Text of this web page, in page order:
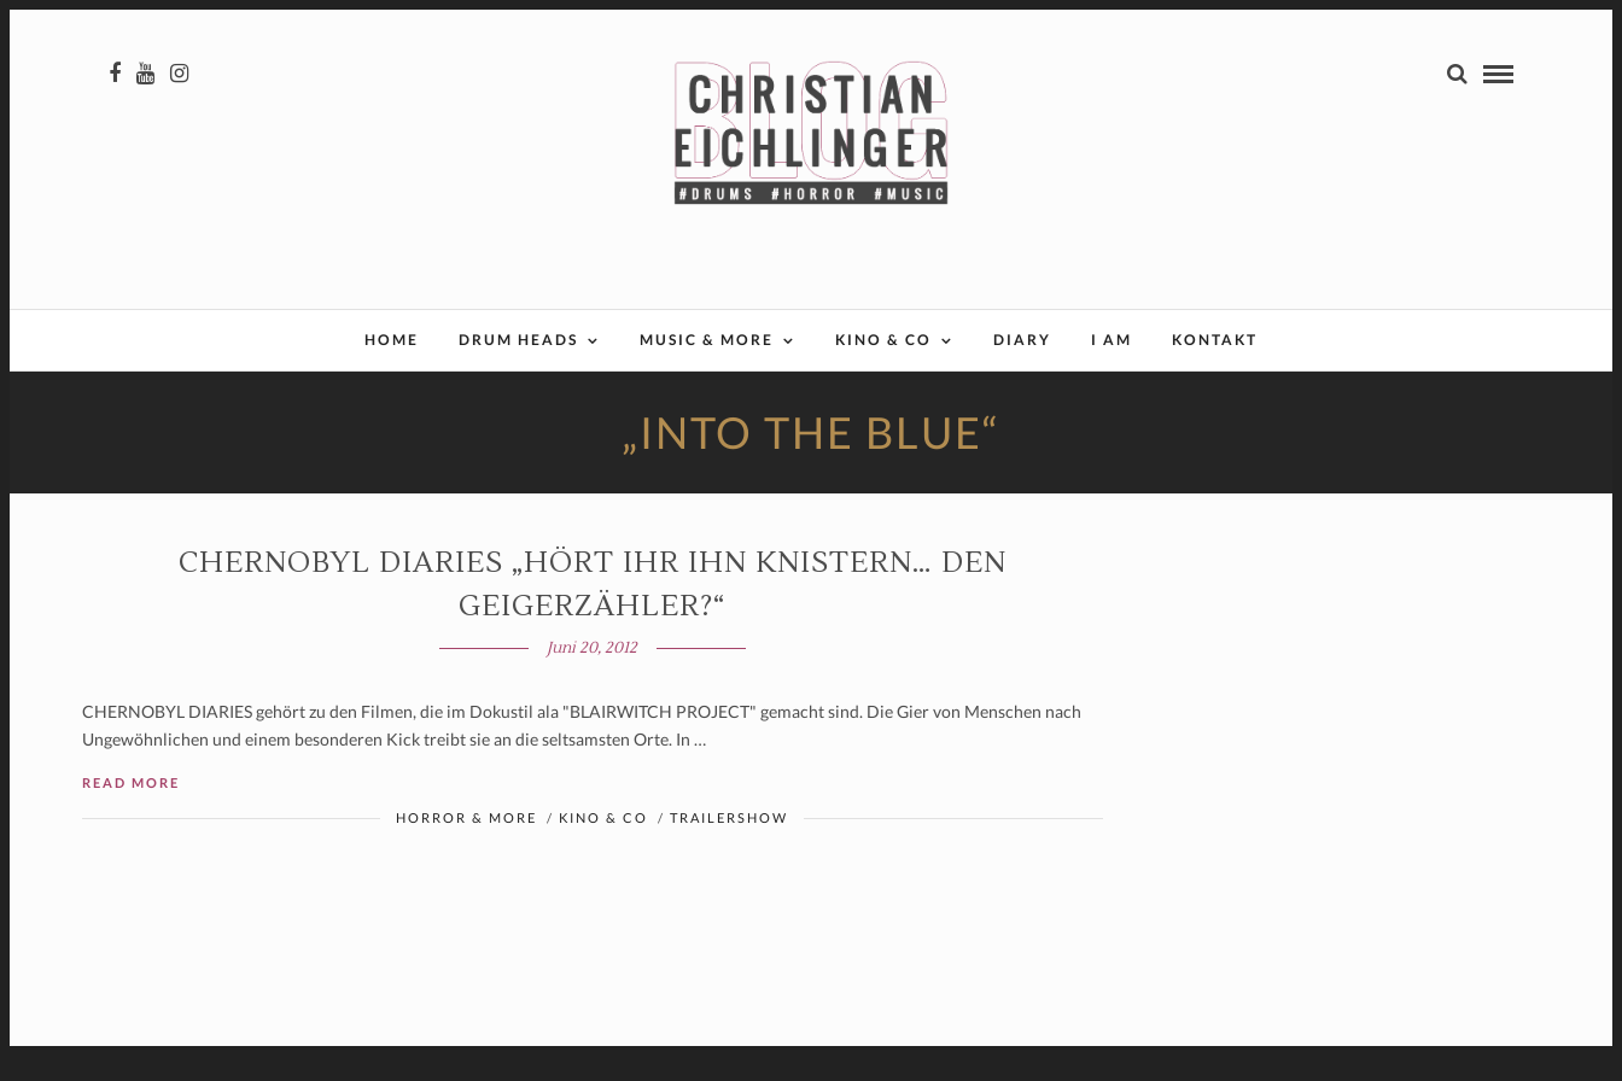
HOME DRUM HEADS MUSIC & MORE KINO & CO DIARY I AM KONTAKT
„INTO THE BLUE“
CHERNOBYL DIARIES „HÖRT IHR IHN KNISTERN… DEN
GEIGERZÄHLER?“
Juni 20, 2012
CHERNOBYL DIARIES gehört zu den Filmen, die im Dokustil ala "BLAIRWITCH PROJECT" gemacht sind. Die Gier von Menschen nach
Ungewöhnlichen und einem besonderen Kick treibt sie an die seltsamsten Orte. In …
READ MORE
HORROR & MORE / KINO & CO /TRAILERSHOW